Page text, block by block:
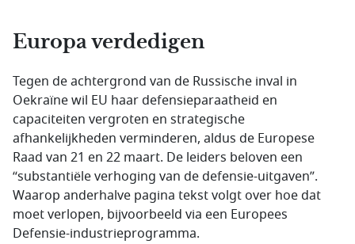
Europa verdedigen
Tegen de achtergrond van de Russische inval in
Oekraïne wil EU haar defensieparaatheid en
capaciteiten vergroten en strategische
afhankelijkheden verminderen, aldus de Europese
Raad van 21 en 22 maart. De leiders beloven een
“substantiële verhoging van de defensie-uitgaven”.
Waarop anderhalve pagina tekst volgt over hoe dat
moet verlopen, bijvoorbeeld via een Europees
Defensie-industrieprogramma.